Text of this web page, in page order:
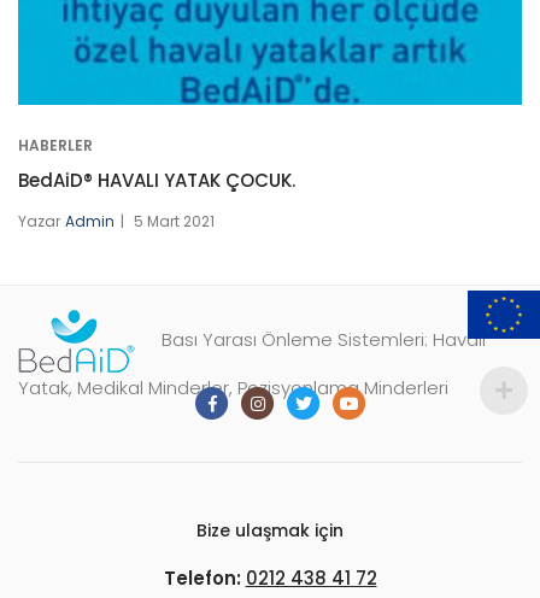
HABERLER
BedAiD® HAVALI YATAK ÇOCUK.
Yazar Admin 5 Mart 2021
Bası Yarası Önleme Sistemleri: Havalı
Yatak, Medikal Minderler, Pozisyonlama Minderleri
Bize ulaşmak için
Telefon: 0212 438 41 72